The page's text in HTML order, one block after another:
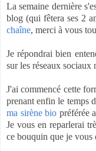
La semaine dernière
blog (qui fêtera ses 2
chaîne, merci à vous
Je répondrai bien
sur les réseaux sociaux
J'ai commencé cette
prenant enfin le temps
ma sirène bio préférée
Je vous en reparlerai
ce bouquin que je vous